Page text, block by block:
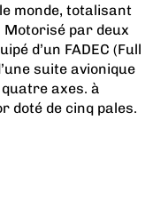
monde, totalisant
Motorisé par deux
d’un FADEC (Full
suite avionique
quatre axes. à
doté de cinq pales.